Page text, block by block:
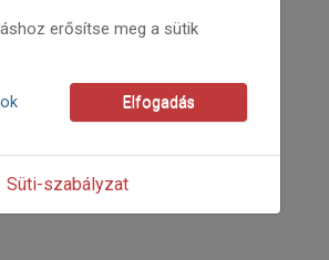
34
erősítse meg a sütik
Elfogadás
Süti-szabályzat